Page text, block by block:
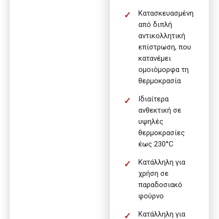
Κατασκευασμένη
από διπλή
αντικολλητική
επίστρωση, που
κατανέμει
ομοιόμορφα τη
θερμοκρασία
Ιδιαίτερα
ανθεκτική σε
υψηλές
θερμοκρασίες
έως 230°C
Κατάλληλη για
χρήση σε
παραδοσιακό
φούρνο
Κατάλληλη για